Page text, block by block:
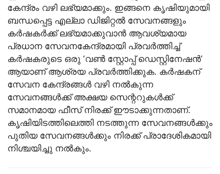
കേന്ദ്രം വഴി ലഭ്യമാക്കും. ഇങ്ങനെ കൃഷിയുമായി
ബന്ധപ്പെട്ട എല്ലാ ഡിജിറ്റൽ സേവനങ്ങളും
കർഷകർക്ക് ലഭ്യമാക്കുവാൻ ആവശ്യമായ
പ്രധാന സേവനകേന്ദ്രമായി പ്രവർത്തിച്ച്
കർഷകരുടെ ഒരു ‘വൺ സ്റ്റോപ്പ് ഡെസ്റ്റിനേഷൻ’
ആയാണ് ആശ്രയ പ്രവർത്തിക്കുക. കർഷകന്
സേവന കേന്ദ്രങ്ങൾ വഴി നൽകുന്ന
സേവനങ്ങൾക്ക് അക്ഷയ സെന്ററുകൾക്ക്
സമാനമായ ഫീസ് നിരക്ക് ഈടാക്കുന്നതാണ്.
കൃഷിയിടത്തിലെത്തി നടത്തുന്ന സേവനങ്ങൾക്കും
പുതിയ സേവനങ്ങൾക്കും നിരക്ക് പ്രാദേശികമായി
നിശ്ചയിച്ചു നൽകും.